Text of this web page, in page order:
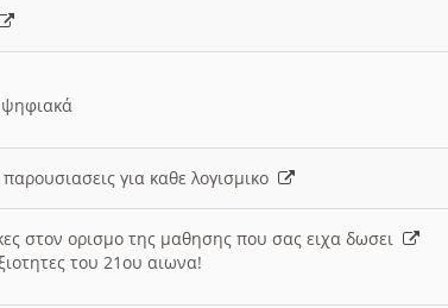
για καθε λογισμικο
στον ορισμο της μαθησης που σας ειχα δωσει
του 21ου αιωνα!